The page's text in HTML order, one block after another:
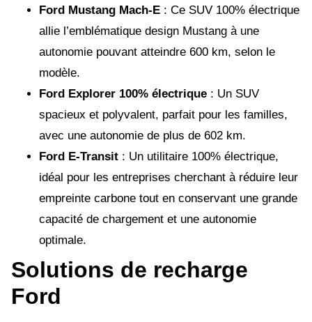
Ford Mustang Mach-E : Ce SUV 100% électrique
allie l’emblématique design Mustang à une
autonomie pouvant atteindre 600 km, selon le
modèle.
Ford Explorer 100% électrique : Un SUV
spacieux et polyvalent, parfait pour les familles,
avec une autonomie de plus de 602 km.
Ford E-Transit : Un utilitaire 100% électrique,
idéal pour les entreprises cherchant à réduire leur
empreinte carbone tout en conservant une grande
capacité de chargement et une autonomie
optimale.
Solutions de recharge
Ford